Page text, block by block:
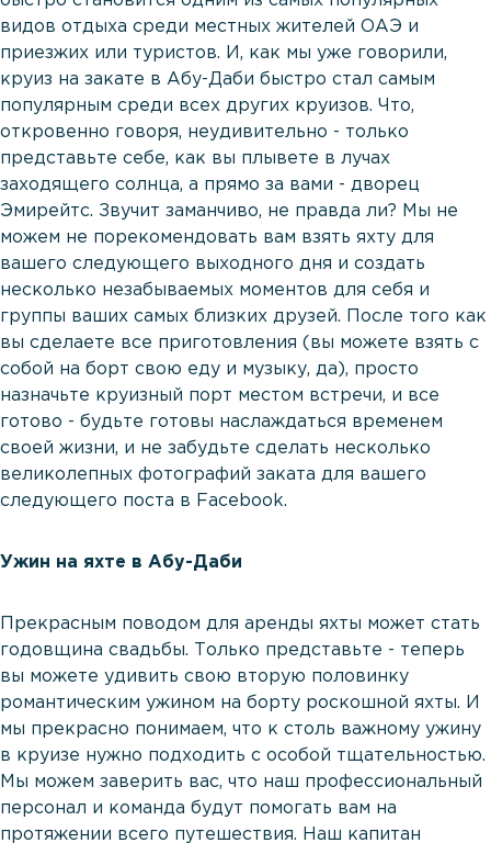
видов отдыха среди местных жителей ОАЭ и
приезжих или туристов. И, как мы уже говорили,
круиз на закате в Абу-Даби быстро стал самым
популярным среди всех других круизов. Что,
откровенно говоря, неудивительно - только
представьте себе, как вы плывете в лучах
заходящего солнца, а прямо за вами - дворец
Эмирейтс. Звучит заманчиво, не правда ли? Мы не
можем не порекомендовать вам взять яхту для
вашего следующего выходного дня и создать
несколько незабываемых моментов для себя и
группы ваших самых близких друзей. После того как
вы сделаете все приготовления (вы можете взять с
собой на борт свою еду и музыку, да), просто
назначьте круизный порт местом встречи, и все
готово - будьте готовы наслаждаться временем
своей жизни, и не забудьте сделать несколько
великолепных фотографий заката для вашего
следующего поста в Facebook.
Ужин на яхте в Абу-Даби
Прекрасным поводом для аренды яхты может стать
годовщина свадьбы. Только представьте - теперь
вы можете удивить свою вторую половинку
романтическим ужином на борту роскошной яхты. И
мы прекрасно понимаем, что к столь важному ужину
в круизе нужно подходить с особой тщательностью.
Мы можем заверить вас, что наш профессиональный
персонал и команда будут помогать вам на
протяжении всего путешествия. Наш капитан